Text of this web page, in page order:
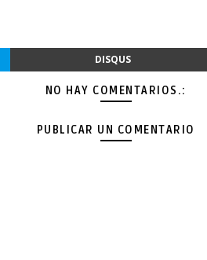
DISQUS
NO HAY COMENTARIOS.:
PUBLICAR UN COMENTARIO